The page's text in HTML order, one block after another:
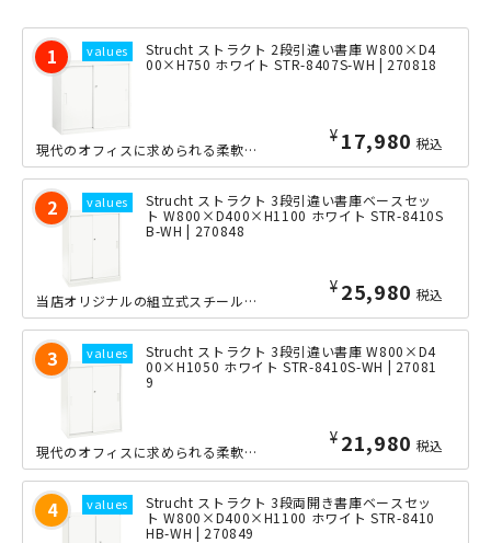
Strucht ストラクト 2段引違い書庫 W800×D4
00×H750 ホワイト STR-8407S-WH | 270818
¥ 17,980 税込
現代のオフィスに求められる柔軟性・効率性・美しさを兼ね備えた、当店オリジナルの組...
Strucht ストラクト 3段引違い書庫ベースセッ
ト W800×D400×H1100 ホワイト STR-8410S
B-WH | 270848
¥ 25,980 税込
当店オリジナルの組立式スチール書庫「Strucht（ストラクト）」シリーズの3段...
Strucht ストラクト 3段引違い書庫 W800×D4
00×H1050 ホワイト STR-8410S-WH | 27081
9
¥ 21,980 税込
現代のオフィスに求められる柔軟性・効率性・美しさを兼ね備えた、当店オリジナルの組...
Strucht ストラクト 3段両開き書庫ベースセッ
ト W800×D400×H1100 ホワイト STR-8410
HB-WH | 270849